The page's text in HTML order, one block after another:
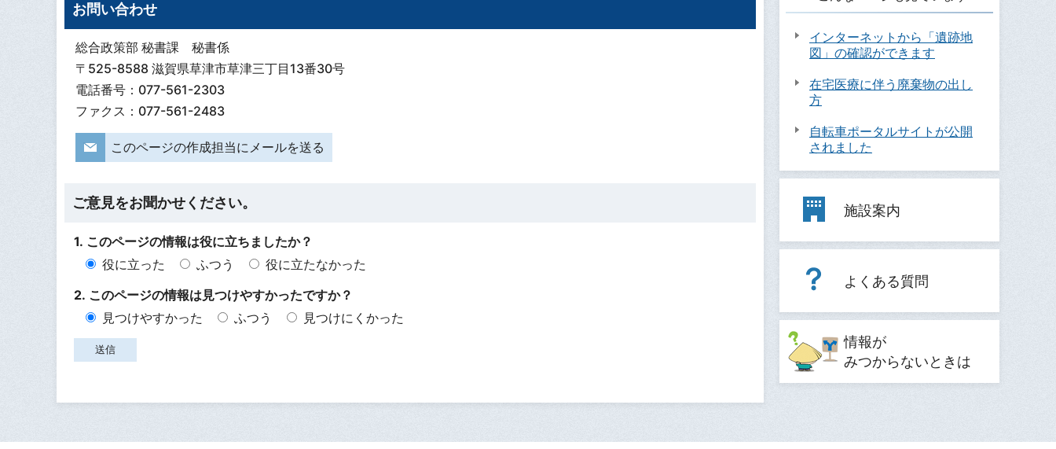
お問い合わせ
総合政策部 秘書課 秘書係
〒525-8588 滋賀県草津市草津三丁目13番30号
電話番号：077-561-2303
ファクス：077-561-2483
このページの作成担当にメールを送る
ご意見をお聞かせください。
1. このページの情報は役に立ちましたか？
役に立った
ふつう
役に立たなかった
2. このページの情報は見つけやすかったですか？
見つけやすかった
ふつう 見つけにくかった
インターネットから「遺跡地
図」の確認ができます
在宅医療に伴う廃棄物の出し
方
自転車ポータルサイトが公開
されました
施設案内
よくある質問
情報が
みつからないときは